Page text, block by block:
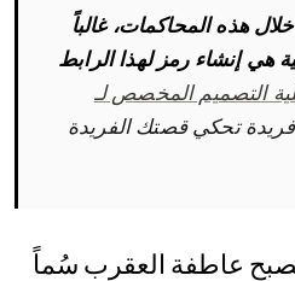
هذه المحاكمات، غالباً
هي إنشاء رمز لهذا الرابط
التصميم المخصص لـ
تحكي قصتك الفريدة
عاطفة العقرب سُماً